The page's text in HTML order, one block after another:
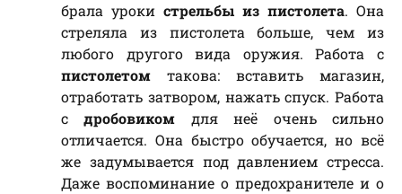
брала уроки стрельбы из пистолета. Она
стреляла из пистолета больше, чем из
любого другого вида оружия. Работа с
пистолетом такова: вставить магазин,
отработать затвором, нажать спуск. Работа
сдробовиком для неё очень сильно
отличается. Она быстро обучается, но всё
же задумывается под давлением стресса.
Даже воспоминание о предохранителе и о